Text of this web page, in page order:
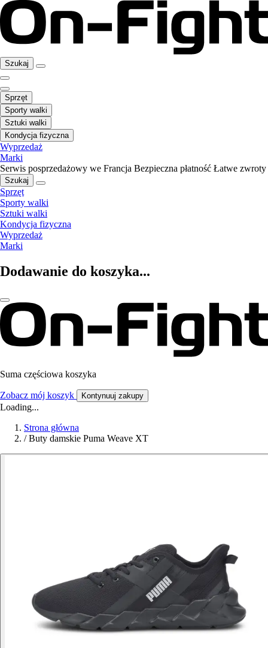
Szukaj
Sprzęt
Sporty walki
Sztuki walki
Kondycja fizyczna
Wyprzedaż
Marki
Serwis posprzedażowy we Francja Bezpieczna płatność Łatwe zwroty
Szukaj
Sprzęt
Sporty walki
Sztuki walki
Kondycja fizyczna
Wyprzedaż
Marki
Dodawanie do koszyka...
Suma częściowa koszyka
Zobacz mój koszyk Kontynuuj zakupy
Loading...
Strona główna
/ Buty damskie Puma Weave XT